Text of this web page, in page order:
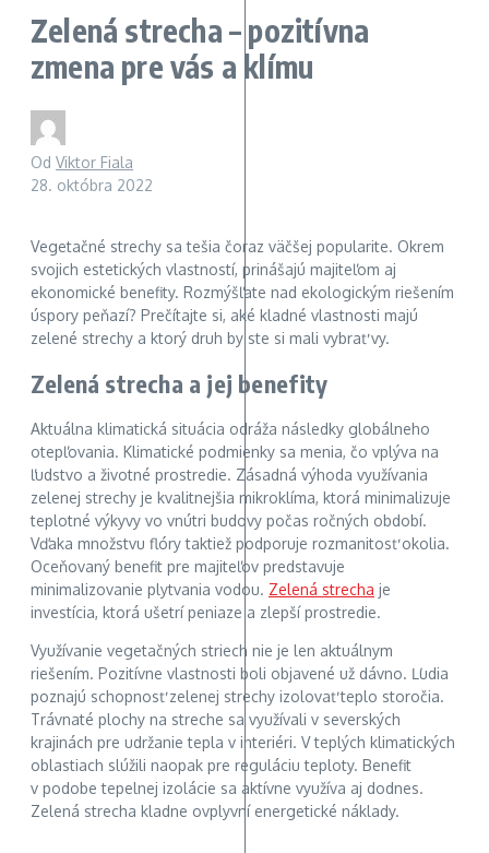
Zelená strecha – pozitívna
zmena pre vás a klímu
Od Viktor Fiala
28. októbra 2022
Vegetačné strechy sa tešia čoraz väčšej popularite. Okrem
svojich estetických vlastností, prinášajú majiteľom aj
ekonomické benefity. Rozmýšľate nad ekologickým riešením
úspory peňazí? Prečítajte si, aké kladné vlastnosti majú
zelené strechy a ktorý druh by ste si mali vybrať vy.
Zelená strecha a jej benefity
Aktuálna klimatická situácia odráža následky globálneho
otepľovania. Klimatické podmienky sa menia, čo vplýva na
ľudstvo a životné prostredie. Zásadná výhoda využívania
zelenej strechy je kvalitnejšia mikroklíma, ktorá minimalizuje
teplotné výkyvy vo vnútri budovy počas ročných období.
Vďaka množstvu flóry taktiež podporuje rozmanitosť okolia.
Oceňovaný benefit pre majiteľov predstavuje
minimalizovanie plytvania vodou. Zelená strecha je
investícia, ktorá ušetrí peniaze a zlepší prostredie.
Využívanie vegetačných striech nie je len aktuálnym
riešením. Pozitívne vlastnosti boli objavené už dávno. Ľudia
poznajú schopnosť zelenej strechy izolovať teplo storočia.
Trávnaté plochy na streche sa využívali v severských
krajinách pre udržanie tepla v interiéri. V teplých klimatických
oblastiach slúžili naopak pre reguláciu teploty. Benefit
v podobe tepelnej izolácie sa aktívne využíva aj dodnes.
Zelená strecha kladne ovplyvní energetické náklady.